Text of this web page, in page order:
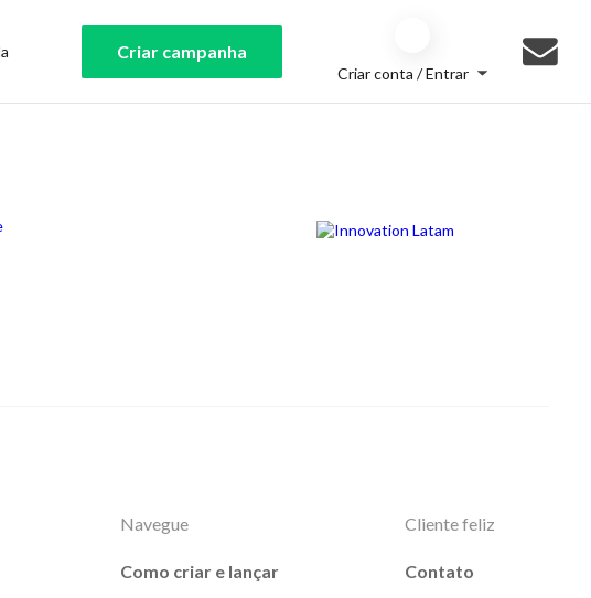
Criar campanha
Criar conta / Entrar
Navegue
Como criar e lançar
Cliente feliz
Contato